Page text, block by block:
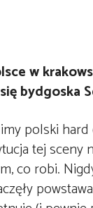
w
bydgoska
polski
tej sceny
co robi.